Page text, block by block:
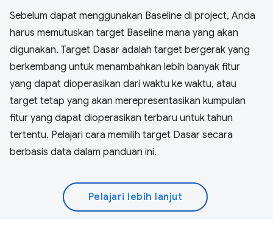
Sebelum dapat menggunakan Baseline di project, Anda
harus memutuskan target Baseline mana yang akan
digunakan. Target Dasar adalah target bergerak yang
berkembang untuk menambahkan lebih banyak fitur
yang dapat dioperasikan dari waktu ke waktu, atau
target tetap yang akan merepresentasikan kumpulan
fitur yang dapat dioperasikan terbaru untuk tahun
tertentu. Pelajari cara memilih target Dasar secara
berbasis data dalam panduan ini.
Pelajari lebih lanjut